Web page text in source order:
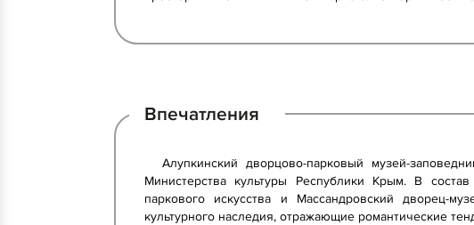
Впечатления
Алупкинский дворцово-парковый музей-
Министерства культуры Республики Крым. В
паркового искусства и Массандровский дворец-
культурного наследия, отражающие романтические